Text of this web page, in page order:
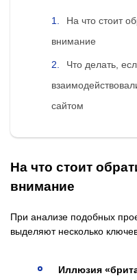
На что стоит
внимание
Что делать,
сайтом
На что стоит
внимание
При анализе подобных
выделяют несколько
Иллюзия